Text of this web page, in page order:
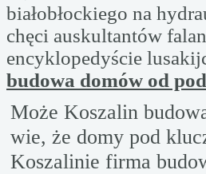
białobłockiego na
chęci auskultantów
encyklopedyście
budowa domów od
Może Koszalin
wie, że domy pod
Koszalinie firma